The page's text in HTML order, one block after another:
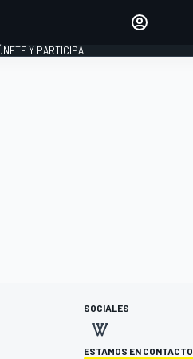
Y PARTICIPA!
SOCIALES
ESTAMOS EN CONTACTO